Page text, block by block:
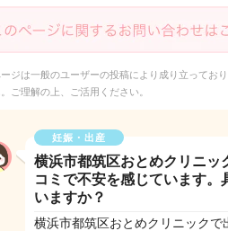
ジは一般のユーザーの投稿により成り立ってお
ご理解の上、ご活用ください。
妊娠・出産
横浜市都筑区おとめクリニッ
コミで不安を感じています
いますか？
横浜市都筑区おとめクリニックで